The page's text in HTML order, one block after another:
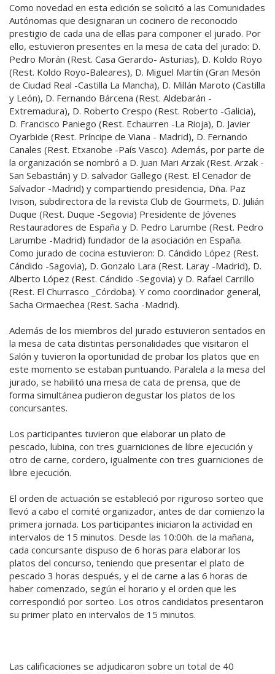
Como novedad en esta edición se solicitó a las Comunidades
Autónomas que designaran un cocinero de reconocido
prestigio de cada una de ellas para componer el jurado. Por
ello, estuvieron presentes en la mesa de cata del jurado: D.
Pedro Morán (Rest. Casa Gerardo- Asturias), D. Koldo Royo
(Rest. Koldo Royo-Baleares), D. Miguel Martín (Gran Mesón
de Ciudad Real -Castilla La Mancha), D. Millán Maroto (Castilla
y León), D. Fernando Bárcena (Rest. Aldebarán -
Extremadura), D. Roberto Crespo (Rest. Roberto -Galicia),
D. Francisco Paniego (Rest. Echaurren -La Rioja), D. Javier
Oyarbide (Rest. Príncipe de Viana - Madrid), D. Fernando
Canales (Rest. Etxanobe -País Vasco). Además, por parte de
la organización se nombró a D. Juan Mari Arzak (Rest. Arzak -
San Sebastián) y D. salvador Gallego (Rest. El Cenador de
Salvador -Madrid) y compartiendo presidencia, Dña. Paz
Ivison, subdirectora de la revista Club de Gourmets, D. Julián
Duque (Rest. Duque -Segovia) Presidente de Jóvenes
Restauradores de España y D. Pedro Larumbe (Rest. Pedro
Larumbe -Madrid) fundador de la asociación en España.
Como jurado de cocina estuvieron: D. Cándido López (Rest.
Cándido -Sagovia), D. Gonzalo Lara (Rest. Laray -Madrid), D.
Alberto López (Rest. Cándido -Segovia) y D. Rafael Carrillo
(Rest. El Churrasco _Córdoba). Y como coordinador general,
Sacha Ormaechea (Rest. Sacha -Madrid).
Además de los miembros del jurado estuvieron sentados en
la mesa de cata distintas personalidades que visitaron el
Salón y tuvieron la oportunidad de probar los platos que en
este momento se estaban puntuando. Paralela a la mesa del
jurado, se habilitó una mesa de cata de prensa, que de
forma simultánea pudieron degustar los platos de los
concursantes.
Los participantes tuvieron que elaborar un plato de
pescado, lubina, con tres guarniciones de libre ejecución y
otro de carne, cordero, igualmente con tres guarniciones de
libre ejecución.
El orden de actuación se estableció por riguroso sorteo que
llevó a cabo el comité organizador, antes de dar comienzo la
primera jornada. Los participantes iniciaron la actividad en
intervalos de 15 minutos. Desde las 10:00h. de la mañana,
cada concursante dispuso de 6 horas para elaborar los
platos del concurso, teniendo que presentar el plato de
pescado 3 horas después, y el de carne a las 6 horas de
haber comenzado, según el horario y el orden que les
correspondió por sorteo. Los otros candidatos presentaron
su primer plato en intervalos de 15 minutos.
Las calificaciones se adjudicaron sobre un total de 40